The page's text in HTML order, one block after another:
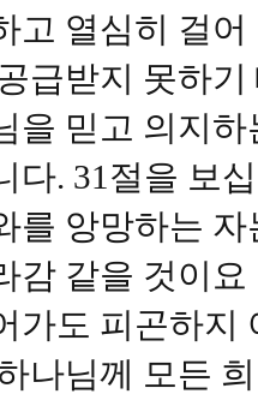
고 열심히 걸
급받지 못하
을 믿고 의지
다. 31절을 보
를 앙망하는
감 같을 것이
가도 피곤하지
나님께 모든